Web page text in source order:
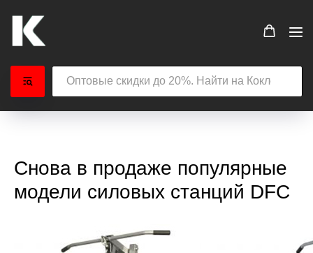
Снова в продаже популярные
модели силовых станций DFC